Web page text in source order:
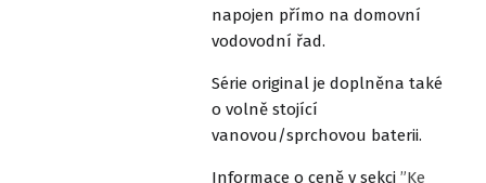
napojen přímo na domovní
vodovodní řad.
Série original je doplněna také
o volně stojící
vanovou/sprchovou baterii.
Informace o ceně v sekci ”Ke